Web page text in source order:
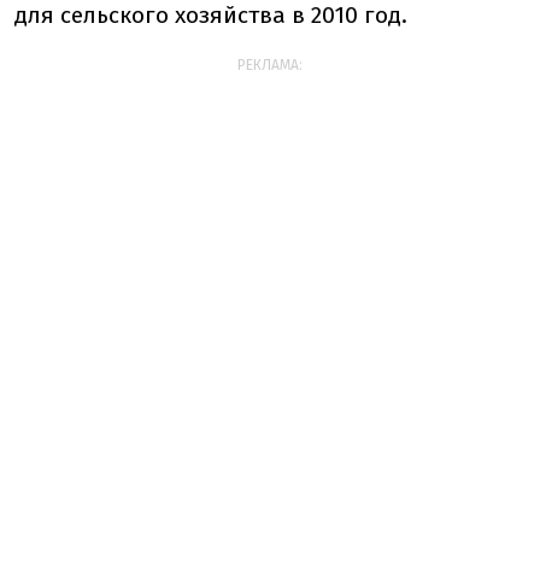
для сельского хозяйства в 2010 год.
РЕКЛАМА: